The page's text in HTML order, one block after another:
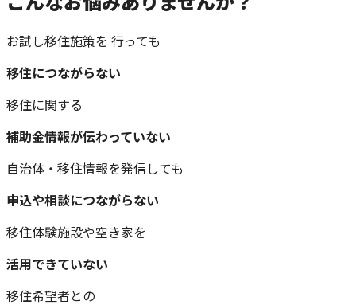
お試し移住施策を 行っても
移住につながらない
移住に関する
補助金情報が伝わっていない
自治体・移住情報を発信しても
申込や相談につながらない
移住体験施設や空き家を
活用できていない
移住希望者との